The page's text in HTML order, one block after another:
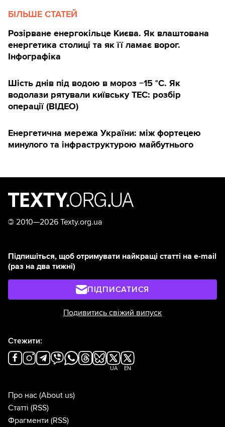
містах, де тариф затверджує виконком
У лютому 2026-го Верховна Рада
спробувала розв’язати цей вузол й
ухвалила закон, який до кінця воєнного
стану плюс рік передає від НКРЕКП до
місцевої влади повноваження
набрав чинності 11 березня 2026 року.
НКРЕКП не виводять — регулятор
зберігає за собою і ліцензування, і
нагляд за обґрунтованістю розрахунків.
Місцева влада лише ухвалюватиме
платіжці. Водоканали отримали 90 днів
для підготовки та подання розрахунків
місцевій владі.
Фактично закон передає містам не так
відповідальність за непопулярне рішення
про підвищення тарифів, яке стало вже
неминучим.
БІЛЬШЕ СТАТЕЙ
Розірване енергокільце Києва. Як влаштована
енергетика столиці та як її ламає ворог.
Інфографіка
Шість днів під водою в мороз −15 °C. Як
водолази рятували київську ТЕС: розбір
операції (ВІДЕО)
Енергетична мережа України: між фортецею
минулого та інфраструктурою майбутнього
© 2010—2026 Texty.org.ua
Підпишіться, щоб отримувати найкращі статті на e-mail
(раз на два тижні)
ПІДПИСАТИСЯ
Подивитись свіжий випуск
Стежити:
UA EN
Про нас (About us)
Статті (RSS)
Фрагменти (RSS)